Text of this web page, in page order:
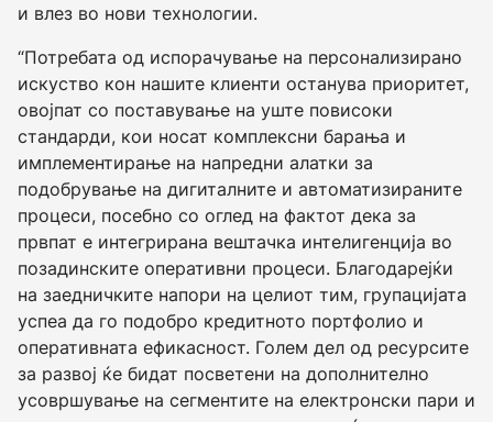
и влез во нови технологии.
“Потребата од испорачување на персонализирано
искуство кон нашите клиенти останува приоритет,
овојпат со поставување на уште повисоки
стандарди, кои носат комплексни барања и
имплементирање на напредни алатки за
подобрување на дигиталните и автоматизираните
процеси, посебно со оглед на фактот дека за
првпат е интегрирана вештачка интелигенција во
позадинските оперативни процеси. Благодарејќи
на заедничките напори на целиот тим, групацијата
успеа да го подобро кредитното портфолио и
оперативната ефикасност. Голем дел од ресурсите
за развој ќе бидат посветени на дополнително
усовршување на сегментите на електронски пари и